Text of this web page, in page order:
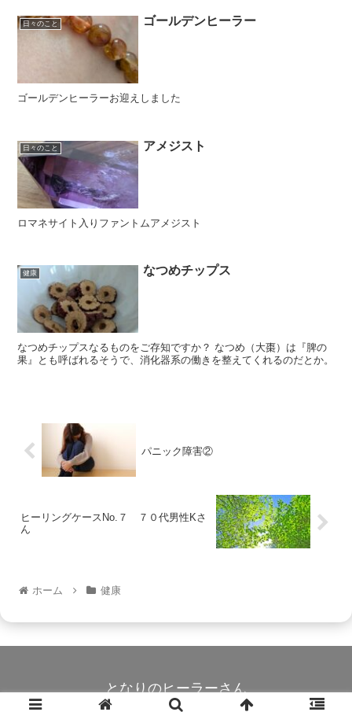
日々のこと ゴールデンヒーラー
ゴールデンヒーラーお迎えしました
日々のこと アメジスト
ロマネサイト入りファントムアメジスト
健康 なつめチップス
なつめチップスなるものをご存知ですか？ なつめ（大棗）は『脾の
果』とも呼ばれるそうで、消化器系の働きを整えてくれるのだとか。
パニック障害②
ヒーリングケースNo.７ ７０代男性Kさ
ん
ホーム 健康
となりのヒーラーさん